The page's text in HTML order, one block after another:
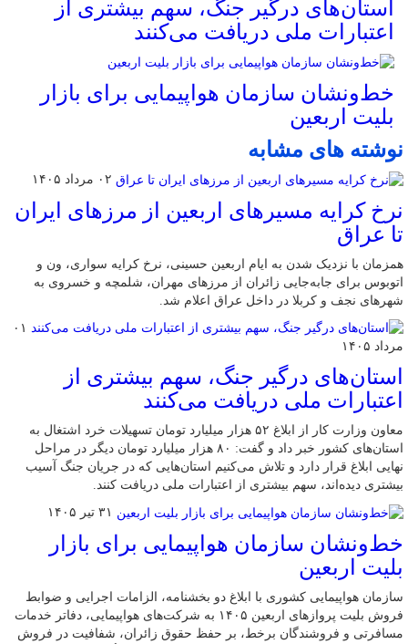
استان‌های درگیر جنگ، سهم بیشتری از
اعتبارات ملی دریافت می‌کنند
خط‌ونشان سازمان هواپیمایی برای بازار
بلیت اربعین
نوشته های مشابه
۰۲ مرداد ۱۴۰۵
نرخ کرایه مسیرهای اربعین از مرزهای ایران
تا عراق
همزمان با نزدیک شدن به ایام اربعین حسینی، نرخ کرایه سواری، ون و
اتوبوس برای جابه‌جایی زائران از مرزهای مهران، شلمچه و خسروی به
شهرهای نجف و کربلا در داخل عراق اعلام شد.
۰۱
مرداد ۱۴۰۵
استان‌های درگیر جنگ، سهم بیشتری از
اعتبارات ملی دریافت می‌کنند
معاون وزارت کار از ابلاغ ۵۲ هزار میلیارد تومان تسهیلات خرد اشتغال به
استان‌های کشور خبر داد و گفت: ۸۰ هزار میلیارد تومان دیگر در مراحل
نهایی ابلاغ قرار دارد و تلاش می‌کنیم استان‌هایی که در جریان جنگ آسیب
بیشتری دیده‌اند، سهم بیشتری از اعتبارات ملی دریافت کنند.
۳۱ تیر ۱۴۰۵
خط‌ونشان سازمان هواپیمایی برای بازار
بلیت اربعین
سازمان هواپیمایی کشوری با ابلاغ دو بخشنامه، الزامات اجرایی و ضوابط
فروش بلیت پروازهای اربعین ۱۴۰۵ به شرکت‌های هواپیمایی، دفاتر خدمات
مسافرتی و فروشندگان برخط، بر حفظ حقوق زائران، شفافیت در فروش